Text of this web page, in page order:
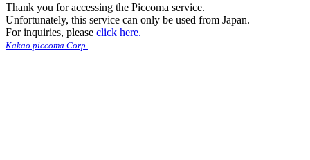
Thank you for accessing the Piccoma service.
Unfortunately, this service can only be used from Japan.
For inquiries, please click here.
Kakao piccoma Corp.